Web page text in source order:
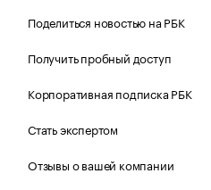
Поделиться новостью на РБК
Получить пробный доступ
Корпоративная подписка РБК
Стать экспертом
Отзывы о вашей компании